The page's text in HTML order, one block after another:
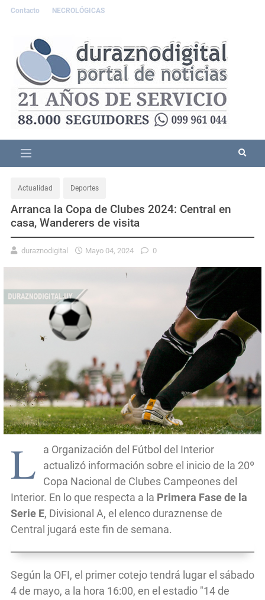
Contacto NECROLÓGICAS
Actualidad Deportes
Arranca la Copa de Clubes 2024: Central en
casa, Wanderers de visita
duraznodigital Mayo 04, 2024 0
L
a Organización del Fútbol del Interior
actualizó información sobre el inicio de la 20º
Copa Nacional de Clubes Campeones del
Interior. En lo que respecta a la Primera Fase de la
Serie E, Divisional A, el elenco duraznense de
Central jugará este fin de semana.
Según la OFI, el primer cotejo tendrá lugar el sábado
4 de mayo, a la hora 16:00, en el estadio "14 de